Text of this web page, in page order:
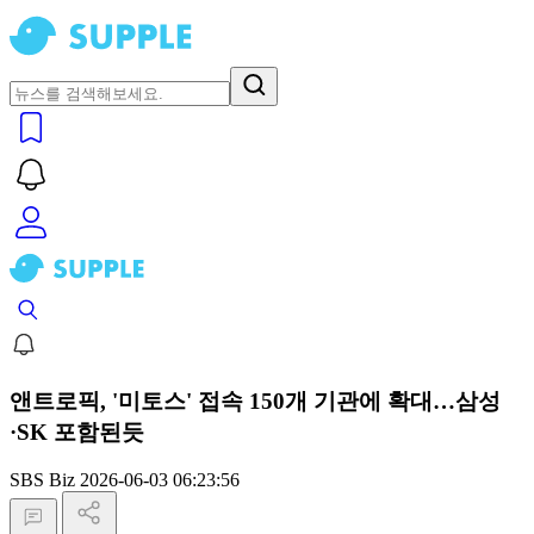
앤트로픽, '미토스' 접속 150개 기관에 확대…삼성
·SK 포함된듯
SBS Biz 2026-06-03 06:23:56